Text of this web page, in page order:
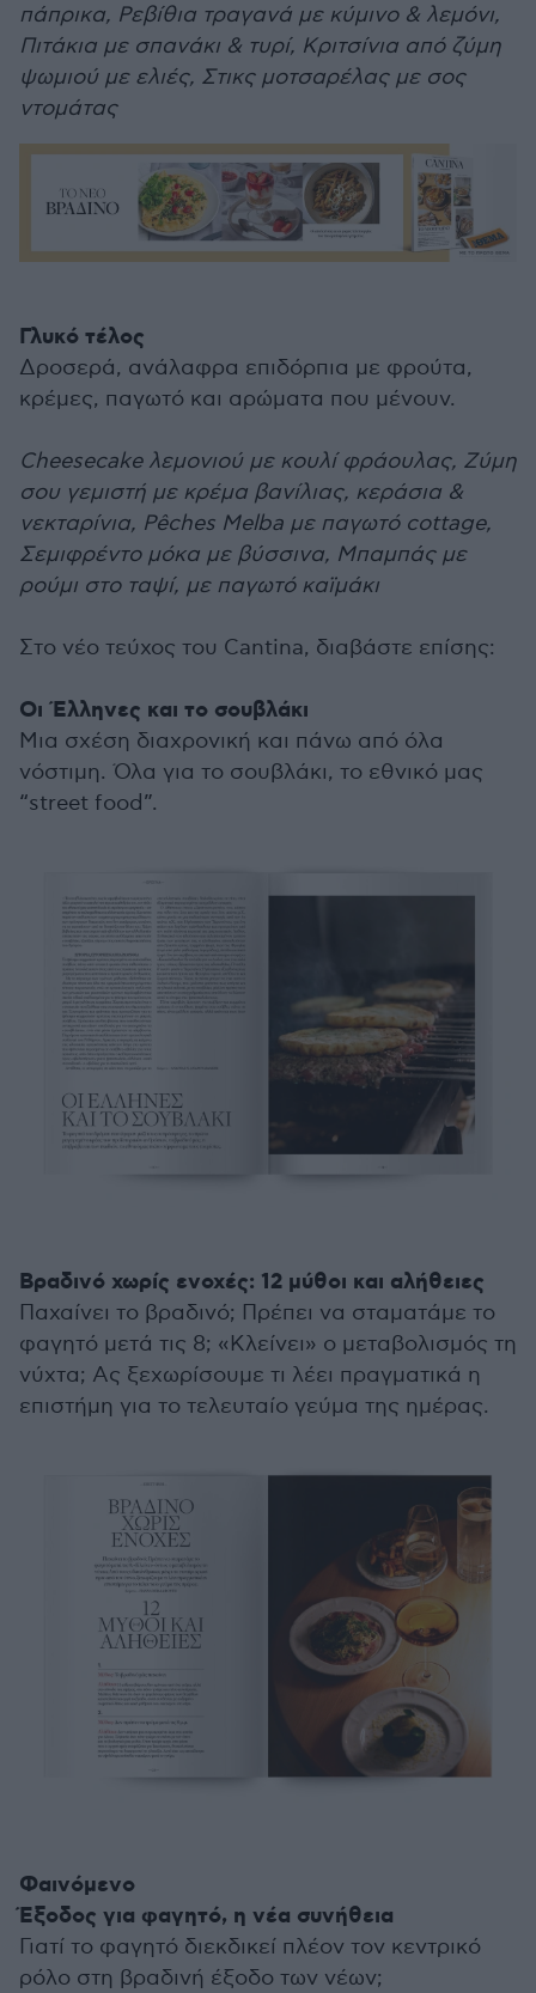
πάπρικα, Ρεβίθια τραγανά με κύμινο & λεμόνι,
Πιτάκια με σπανάκι & τυρί, Κριτσίνια από ζύμη
ψωμιού με ελιές, Στικς μοτσαρέλας με σος
ντομάτας
Γλυκό τέλος
Δροσερά, ανάλαφρα επιδόρπια με φρούτα,
κρέμες, παγωτό και αρώματα που μένουν.
Cheesecake λεμονιού με κουλί φράουλας, Ζύμη
σου γεμιστή με κρέμα βανίλιας, κεράσια &
νεκταρίνια, Pêches Melba με παγωτό cottage,
Σεμιφρέντο μόκα με βύσσινα, Μπαμπάς με
ρούμι στο ταψί, με παγωτό καϊμάκι
Στο νέο τεύχος του Cantina, διαβάστε επίσης:
Οι Έλληνες και το σουβλάκι
Μια σχέση διαχρονική και πάνω από όλα
νόστιμη. Όλα για το σουβλάκι, το εθνικό μας
“street food”.
Βραδινό χωρίς ενοχές: 12 μύθοι και αλήθειες
Παχαίνει το βραδινό; Πρέπει να σταματάμε το
φαγητό μετά τις 8; «Κλείνει» ο μεταβολισμός τη
νύχτα; Ας ξεχωρίσουμε τι λέει πραγματικά η
επιστήμη για το τελευταίο γεύμα της ημέρας.
Φαινόμενο
Έξοδος για φαγητό, η νέα συνήθεια
Γιατί το φαγητό διεκδικεί πλέον τον κεντρικό
ρόλο στη βραδινή έξοδο των νέων;